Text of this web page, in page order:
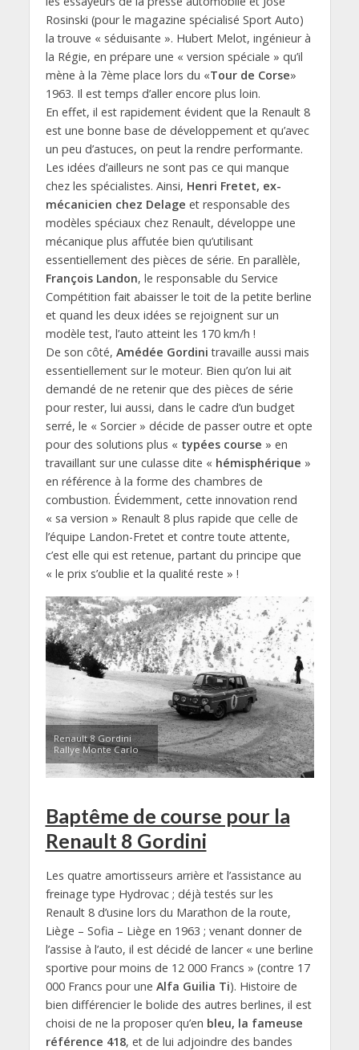
Rosinski (pour le magazine spécialisé Sport Auto)
la trouve « séduisante ». Hubert Melot, ingénieur à
la Régie, en prépare une « version spéciale » qu’il
mène à la 7ème place lors du «Tour de Corse»
1963. Il est temps d’aller encore plus loin.
En effet, il est rapidement évident que la Renault 8
est une bonne base de développement et qu’avec
un peu d’astuces, on peut la rendre performante.
Les idées d’ailleurs ne sont pas ce qui manque
chez les spécialistes. Ainsi, Henri Fretet, ex-
mécanicien chez Delage et responsable des
modèles spéciaux chez Renault, développe une
mécanique plus affutée bien qu’utilisant
essentiellement des pièces de série. En parallèle,
François Landon, le responsable du Service
Compétition fait abaisser le toit de la petite berline
et quand les deux idées se rejoignent sur un
modèle test, l’auto atteint les 170 km/h !
De son côté, Amédée Gordini travaille aussi mais
essentiellement sur le moteur. Bien qu’on lui ait
demandé de ne retenir que des pièces de série
pour rester, lui aussi, dans le cadre d’un budget
serré, le « Sorcier » décide de passer outre et opte
pour des solutions plus « typées course » en
travaillant sur une culasse dite « hémisphérique »
en référence à la forme des chambres de
combustion. Évidemment, cette innovation rend
« sa version » Renault 8 plus rapide que celle de
l’équipe Landon-Fretet et contre toute attente,
c’est elle qui est retenue, partant du principe que
« le prix s’oublie et la qualité reste » !
Renault 8 Gordini
Rallye Monte Carlo
Baptême de course pour la
Renault 8 Gordini
Les quatre amortisseurs arrière et l’assistance au
freinage type Hydrovac ; déjà testés sur les
Renault 8 d’usine lors du Marathon de la route,
Liège – Sofia – Liège en 1963 ; venant donner de
l’assise à l’auto, il est décidé de lancer « une berline
sportive pour moins de 12 000 Francs » (contre 17
000 Francs pour une Alfa Guilia Ti). Histoire de
bien différencier le bolide des autres berlines, il est
choisi de ne la proposer qu’en bleu, la fameuse
référence 418, et de lui adjoindre des bandes